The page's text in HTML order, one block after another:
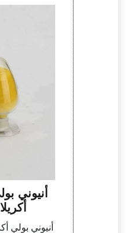
أنيوني
أنيوني بولي